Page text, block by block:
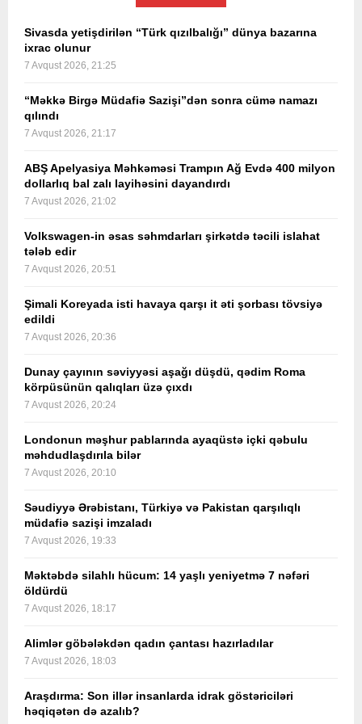
Sivasda yetişdirilən “Türk qızılbalığı” dünya bazarına
ixrac olunur
7 Avqust 2026, 21:25
“Məkkə Birgə Müdafiə Sazişi”dən sonra cümə namazı
qılındı
7 Avqust 2026, 21:17
ABŞ Apelyasiya Məhkəməsi Trampın Ağ Evdə 400 milyon
dollarlıq bal zalı layihəsini dayandırdı
7 Avqust 2026, 21:02
Volkswagen-in əsas səhmdarları şirkətdə təcili islahat
tələb edir
7 Avqust 2026, 20:51
Şimali Koreyada isti havaya qarşı it əti şorbası tövsiyə
edildi
7 Avqust 2026, 20:36
Dunay çayının səviyyəsi aşağı düşdü, qədim Roma
körpüsünün qalıqları üzə çıxdı
7 Avqust 2026, 20:24
Londonun məşhur pablarında ayaqüstə içki qəbulu
məhdudlaşdırıla bilər
7 Avqust 2026, 20:10
Səudiyyə Ərəbistanı, Türkiyə və Pakistan qarşılıqlı
müdafiə sazişi imzaladı
7 Avqust 2026, 19:33
Məktəbdə silahlı hücum: 14 yaşlı yeniyetmə 7 nəfəri
öldürdü
7 Avqust 2026, 18:17
Alimlər göbələkdən qadın çantası hazırladılar
7 Avqust 2026, 18:03
Araşdırma: Son illər insanlarda idrak göstəriciləri
həqiqətən də azalıb?